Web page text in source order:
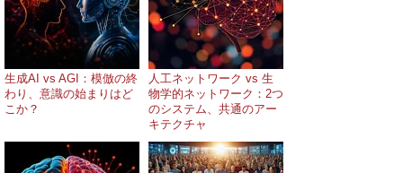
生成AI vs AGI：模倣の終
わり、意識の始まりはど
こか？
人工ネットワーク vs 生
物学的ネットワーク：2つ
のシステム、共通のアー
キテクチャ